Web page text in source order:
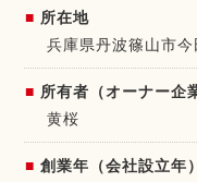
所在地
兵庫県丹波篠山市
所有者（オーナー企
黄桜
創業年（会社設立年）